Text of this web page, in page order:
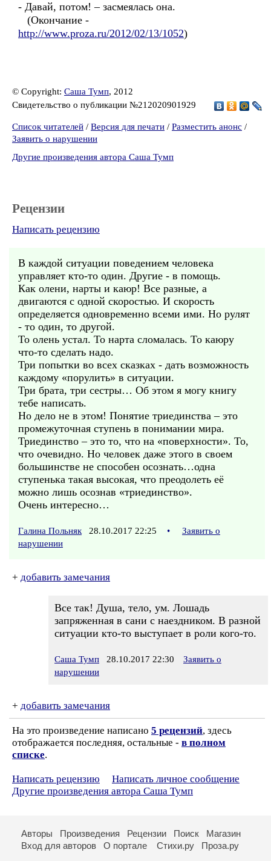
- Давай, потом! – засмеялась она.
(Окончание -
http://www.proza.ru/2012/02/13/1052)
© Copyright: Саша Тумп, 2012
Свидетельство о публикации №212020901929
Список читателей / Версия для печати / Разместить анонс /
Заявить о нарушении
Другие произведения автора Саша Тумп
Рецензии
Написать рецензию
В каждой ситуации поведением человека
управляет кто-то один. Другие - в помощь.
Как олени, нарты и каюр! Все разные, а
двигаются с одной скоростью. И скорость
определяется одновременно всеми ими. Но рулят
- то один, то другой.
То олень устал. То нарта сломалась. То каюру
что-то сделать надо.
Три попытки во всех сказках - дать возможность
каждому «порулить» в ситуации.
Три брата, три сестры… Об этом я могу книгу
тебе написать.
Но дело не в этом! Понятие триединства – это
промежуточная ступень в понимании мира.
Триединство – это то, что на «поверхности». То,
что очевидно. Но человек даже этого в своем
большинстве не способен осознать…одна
ступенька такая высокая, что преодолеть её
можно лишь осознав «триединство».
Очень интересно…
Галина Польняк 28.10.2017 22:25 •
Заявить о
нарушении
+ добавить замечания
Все так! Душа, тело, ум. Лошадь
запряженная в сани с наездником. В разной
ситуации кто-то выступает в роли кого-то.
Саша Тумп 28.10.2017 22:30
Заявить о
нарушении
+ добавить замечания
На это произведение написано 5 рецензий, здесь
отображается последняя, остальные - в полном
списке.
Написать рецензию
Написать личное сообщение
Другие произведения автора Саша Тумп
Авторы Произведения Рецензии Поиск
Магазин
Вход для авторов
О портале Стихи.ру Проза.ру